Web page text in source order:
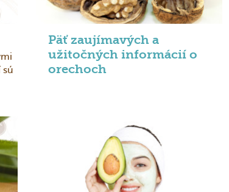
Päť zaujímavých a
užitočných informácií o
orechoch